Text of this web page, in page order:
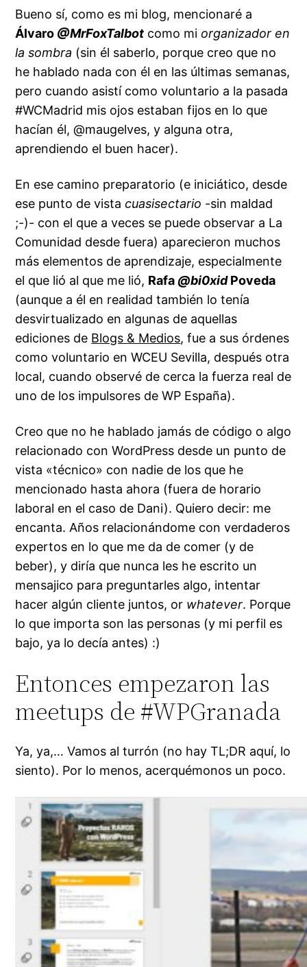
Bueno sí, como es mi blog, mencionaré a
Álvaro @MrFoxTalbot como mi organizador en
la sombra (sin él saberlo, porque creo que no
he hablado nada con él en las últimas semanas,
pero cuando asistí como voluntario a la pasada
#WCMadrid mis ojos estaban fijos en lo que
hacían él, @maugelves, y alguna otra,
aprendiendo el buen hacer).
En ese camino preparatorio (e iniciático, desde
ese punto de vistacuasisectario -sin maldad
;-)- con el que a veces se puede observar a La
Comunidad desde fuera) aparecieron muchos
más elementos de aprendizaje, especialmente
el que lió al que me lió, Rafa@bi0xidPoveda
(aunque a él en realidad también lo tenía
desvirtualizado en algunas de aquellas
ediciones de Blogs & Medios, fue a sus órdenes
como voluntario en WCEU Sevilla, después otra
local, cuando observé de cerca la fuerza real de
uno de los impulsores de WP España).
Creo que no he hablado jamás de código o algo
relacionado con WordPress desde un punto de
vista «técnico» con nadie de los que he
mencionado hasta ahora (fuera de horario
laboral en el caso de Dani). Quiero decir: me
encanta. Años relacionándome con verdaderos
expertos en lo que me da de comer (y de
beber), y diría que nunca les he escrito un
mensajico para preguntarles algo, intentar
hacer algún cliente juntos, or whatever. Porque
lo que importa son las personas (y mi perfil es
bajo, ya lo decía antes) :)
Entonces empezaron las
meetups de #WPGranada
Ya, ya,… Vamos al turrón (no hayTL;DR aquí, lo
siento). Por lo menos, acerquémonos un poco.